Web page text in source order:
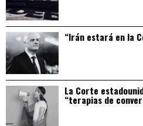
“Irán estará en la
La Corte
“terapias de